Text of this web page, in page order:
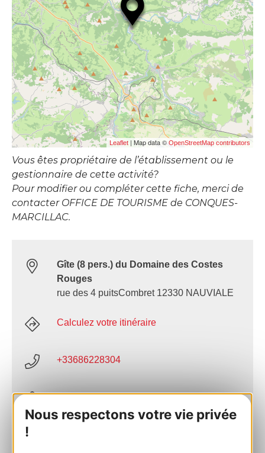
Nous respectons votre vie privée
!
Leaflet | Map data © OpenStreetMap contributors
Vous êtes propriétaire de l’établissement ou le
gestionnaire de cette activité?
Pour modifier ou compléter cette fiche, merci de
contacter OFFICE DE TOURISME de CONQUES-
MARCILLAC.
Gîte (8 pers.) du Domaine des Costes
Rouges
rue des 4 puitsCombret 12330 NAUVIALE
Calculez votre itinéraire
+33686228304
E-mail